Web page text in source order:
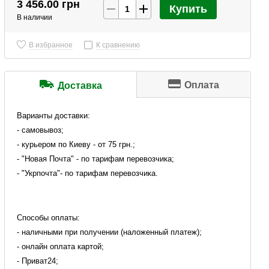
3 456.00 грн
В наличии
Купить
В избранное К сравнению
Доставка Оплата
Варианты доставки:
- самовывоз;
- курьером по Киеву - от 75 грн.;
- "Новая Почта" - по тарифам перевозчика;
- "Укрпочта"- по тарифам перевозчика.
Способы оплаты:
- наличными при получении (наложенный платеж);
- онлайн оплата картой;
- Приват24;